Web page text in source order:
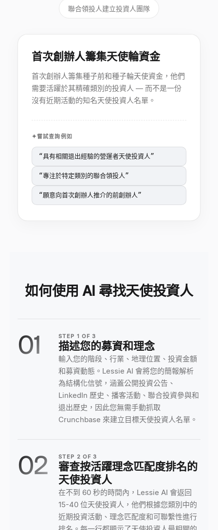
聯合領投人建立投資人團隊
首次創辦人籌集天使輪資金
首次創辦人籌集種子前和種子輪天使資金，他們
需要活躍於其精確類別的投資人 — 而不是一份
沒有近期活動的知名天使投資人名單。
嘗試查詢例如
“具有相關退出經驗的營運者天使投資人”
“專注於特定類別的聯合領投人”
“願意向首次創辦人推介的前創辦人”
如何使用 AI 尋找天使投資人
01 STEP 1 OF3
描述您的募資和理念
輸入您的階段、行業、地理位置、投資金額
和募資動態。Lessie AI 會將您的簡報解析
為結構化信號，涵蓋公開投資公告、
LinkedIn 歷史、播客活動、聯合投資參與和
退出歷史，因此您無需手動抓取
Crunchbase 來建立目標天使投資人名單。
02 STEP 2 OF3
審查按活躍理念匹配度排名的
天使投資人
在不到 60 秒的時間內，Lessie AI 會返回
15-40 位天使投資人，他們根據您類別中的
近期投資活動、理念匹配度和可聯繫性進行